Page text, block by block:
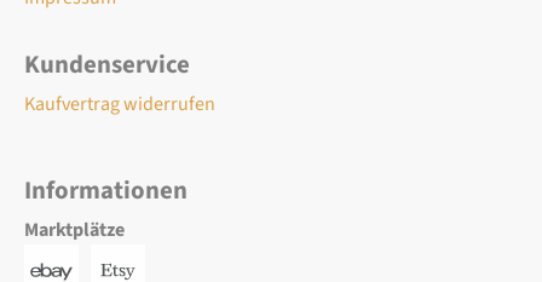
Kundenservice
Kaufvertrag widerrufen
Informationen
Marktplätze